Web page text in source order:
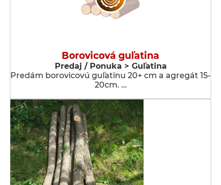
Borovicová guľatina
Predaj / Ponuka > Guľatina
Predám borovicovú guľatinu 20+ cm a agregát 15-
20cm. …